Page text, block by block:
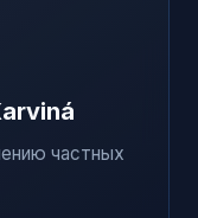
частных